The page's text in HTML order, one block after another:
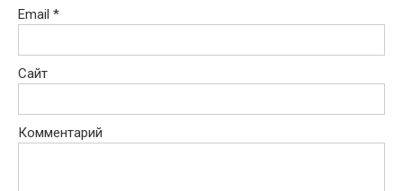
Email *
Сайт
Комментарий